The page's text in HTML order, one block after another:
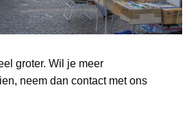
groter. Wil je meer
neem dan contact met ons